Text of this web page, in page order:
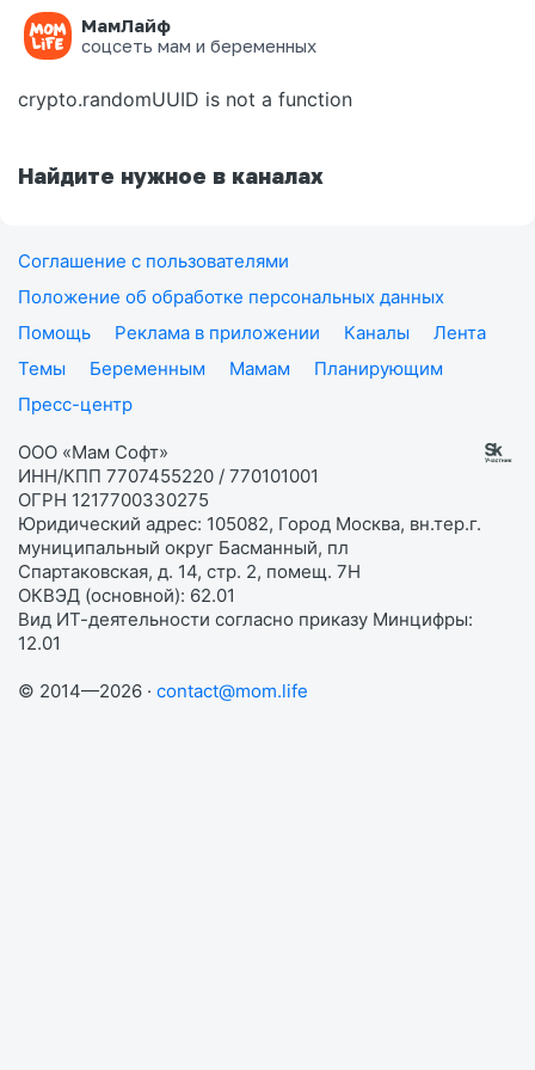
МамЛайф
соцсеть мам и беременных
Ошибка на странице
crypto.randomUUID is not a function
Найдите нужное в каналах
Соглашение с пользователями
Положение об обработке персональных данных
Помощь
Реклама в приложении Каналы
Лента
Темы
Беременным Мамам
Планирующим
Пресс-центр
ООО «Мам Софт»
ИНН/КПП 7707455220 / 770101001
ОГРН 1217700330275
Юридический адрес: 105082, Город Москва, вн.тер.г.
муниципальный округ Басманный, пл
Спартаковская, д. 14, стр. 2, помещ. 7Н
ОКВЭД (основной): 62.01
Вид ИТ-деятельности согласно приказу Минцифры:
12.01
© 2014—2026 · contact@mom.life